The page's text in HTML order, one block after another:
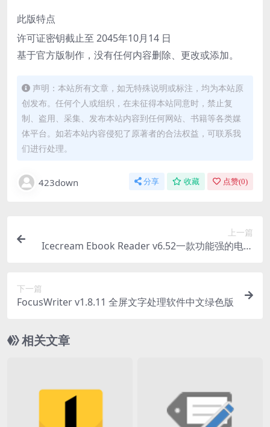
此版特点
许可证密钥截止至 2045年10月14 日
基于官方版制作，没有任何内容删除、更改或添加。
声明：本站所有文章，如无特殊说明或标注，均为本站原
创发布。任何个人或组织，在未征得本站同意时，禁止复
制、盗用、采集、发布本站内容到任何网站、书籍等各类媒
体平台。如若本站内容侵犯了原著者的合法权益，可联系我
们进行处理。
423down 分享 收藏 点赞(0)
上一篇
Icecream Ebook Reader v6.52一款功能强的电子
下一篇
FocusWriter v1.8.11 全屏文字处理软件中文绿色版
相关文章